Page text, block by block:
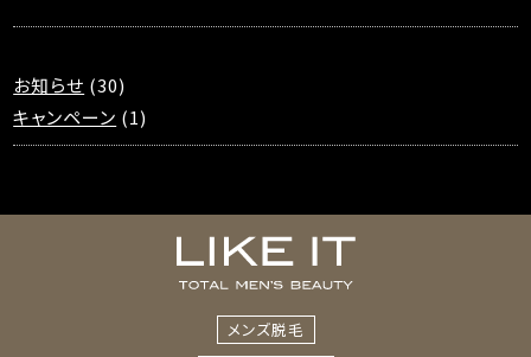
お知らせ (30)
キャンペーン (1)
メンズ脱毛